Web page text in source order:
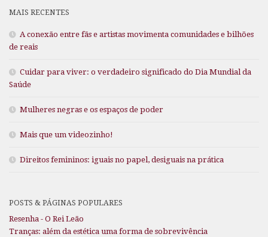
MAIS RECENTES
A conexão entre fãs e artistas movimenta comunidades e bilhões
de reais
Cuidar para viver: o verdadeiro significado do Dia Mundial da
Saúde
Mulheres negras e os espaços de poder
Mais que um videozinho!
Direitos femininos: iguais no papel, desiguais na prática
POSTS & PÁGINAS POPULARES
Resenha - O Rei Leão
Tranças: além da estética uma forma de sobrevivência